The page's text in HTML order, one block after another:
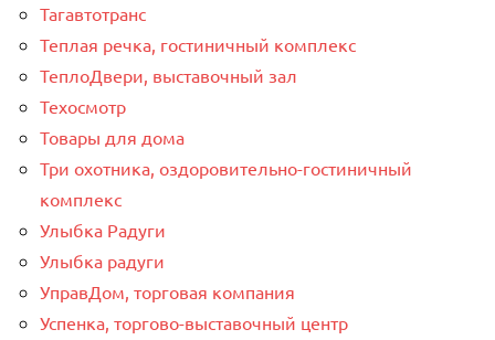
Тагавтотранс
Теплая речка, гостиничный комплекс
ТеплоДвери, выставочный зал
Техосмотр
Товары для дома
Три охотника, оздоровительно-гостиничный
комплекс
Улыбка Радуги
Улыбка радуги
УправДом, торговая компания
Успенка, торгово-выставочный центр